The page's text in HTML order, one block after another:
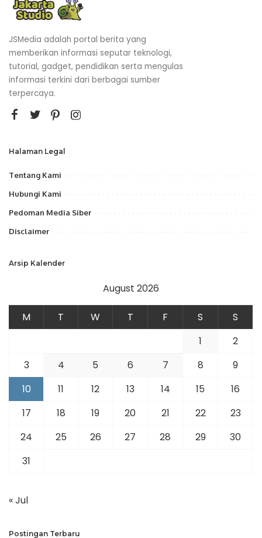
JSMedia adalah portal berita yang
memberikan informasi seputar teknologi,
tutorial, gadget, pendidikan serta mengulas
informasi terkini dari berbagai sumber
terpercaya.
Halaman Legal
Tentang Kami
Hubungi Kami
Pedoman Media Siber
Disclaimer
Arsip Kalender
August 2026
M T W T F S
S
1
2
3
4 5 6 7 8
9
10
11 12 13 14 15
16
17
18 19 20 21 22
23
24
25 26 27 28 29
30
31
« Jul
Postingan Terbaru